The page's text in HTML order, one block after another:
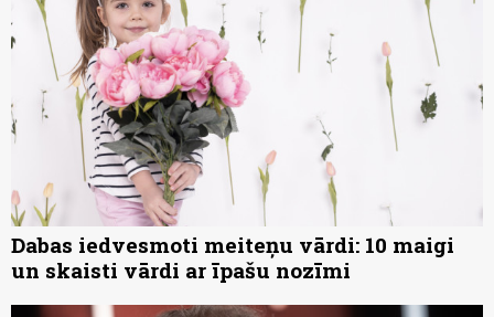
Dabas iedvesmoti meiteņu vārdi: 10 maigi
un skaisti vārdi ar īpašu nozīmi